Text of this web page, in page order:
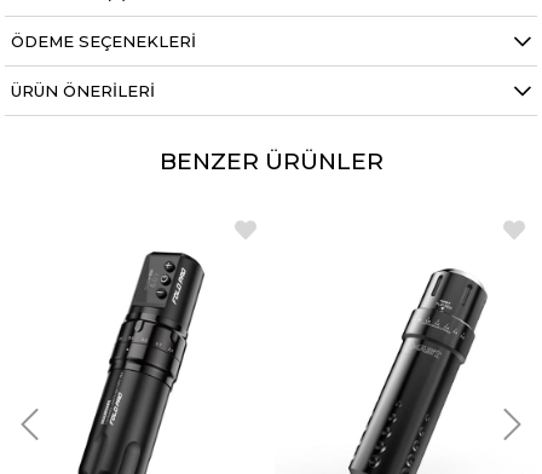
ÖDEME SEÇENEKLERI
ÜRÜN ÖNERILERI
BENZER ÜRÜNLER